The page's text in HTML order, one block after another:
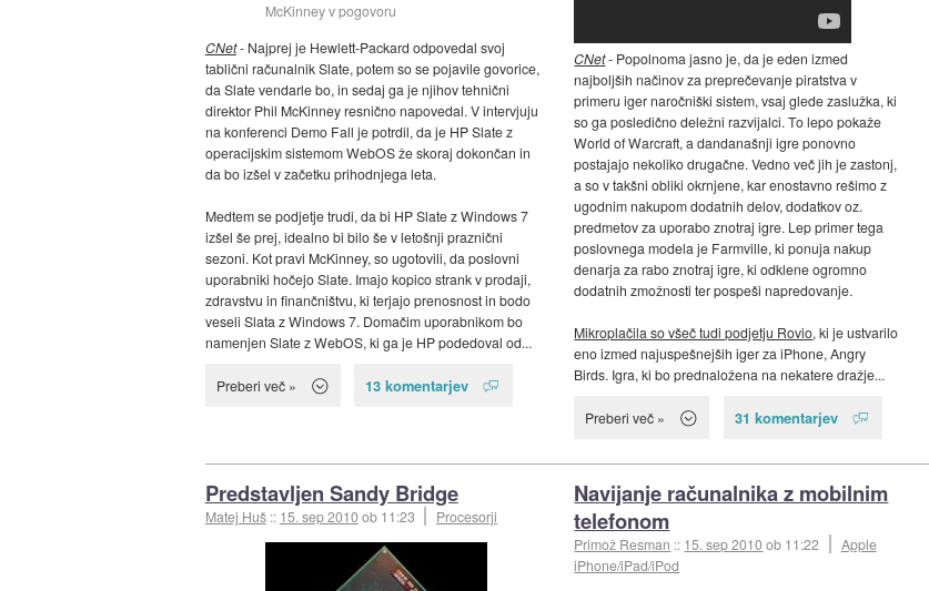
McKinney v pogovoru
CNet- Najprej je Hewlett-Packard odpovedal svoj
tablični računalnik Slate, potem so se pojavile govorice,
da Slate vendarle bo, in sedaj ga je njihov tehnični
direktor Phil McKinney resnično napovedal. V intervjuju
na konferenci Demo Fall je potrdil, da je HP Slate z
operacijskim sistemom WebOS že skoraj dokončan in
da bo izšel v začetku prihodnjega leta.
Medtem se podjetje trudi, da bi HP Slate z Windows 7
izšel še prej, idealno bi bilo še v letošnji praznični
sezoni. Kot pravi McKinney, so ugotovili, da poslovni
uporabniki hočejo Slate. Imajo kopico strank v prodaji,
zdravstvu in finančništvu, ki terjajo prenosnost in bodo
veseli Slata z Windows 7. Domačim uporabnikom bo
namenjen Slate z WebOS, ki ga je HP podedoval od...
Preberi več » 13 komentarjev
CNet- Popolnoma jasno je, da je eden izmed
najboljših načinov za preprečevanje piratstva v
primeru iger naročniški sistem, vsaj glede zaslužka, ki
so ga posledično deležni razvijalci. To lepo pokaže
World of Warcraft, a dandanašnji igre ponovno
postajajo nekoliko drugačne. Vedno več jih je zastonj,
a so v takšni obliki okrnjene, kar enostavno rešimo z
ugodnim nakupom dodatnih delov, dodatkov oz.
predmetov za uporabo znotraj igre. Lep primer tega
poslovnega modela je Farmville, ki ponuja nakup
denarja za rabo znotraj igre, ki odklene ogromno
dodatnih zmožnosti ter pospeši napredovanje.
Mikroplačila so všeč tudi podjetju Rovio, ki je ustvarilo
eno izmed najuspešnejših iger za iPhone, Angry
Birds. Igra, ki bo prednaložena na nekatere dražje...
Preberi več » 31 komentarjev
Predstavljen Sandy Bridge
Matej Huš :: 15. sep 2010ob 11:23 Procesorji
Navijanje računalnika z mobilnim
telefonom
Primož Resman :: 15. sep 2010ob 11:22
Apple
iPhone/iPad/iPod